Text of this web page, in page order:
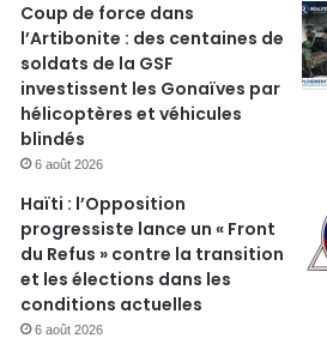
Coup de force dans
l’Artibonite : des centaines de
soldats de la GSF
investissent les Gonaïves par
hélicoptères et véhicules
blindés
6 août 2026
Haïti : l’Opposition
progressiste lance un « Front
du Refus » contre la transition
et les élections dans les
conditions actuelles
6 août 2026